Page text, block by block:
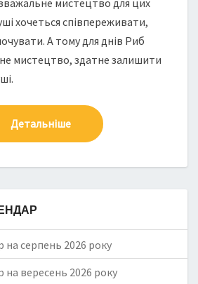
мистецтво для цих
хочеться співпереживати,
А тому для днів Риб
мистецтво, здатне залишити
Детальніше
на серпень 2026 року
на вересень 2026 року